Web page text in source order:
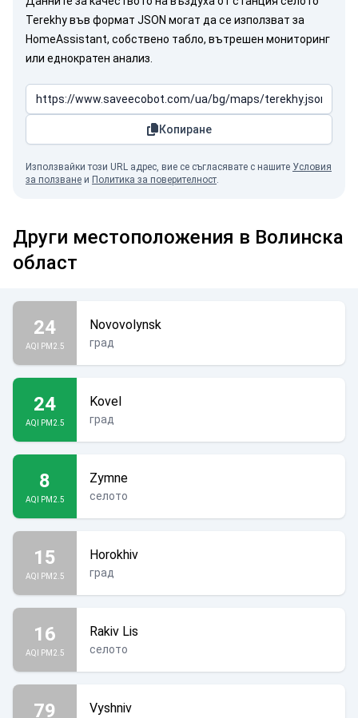
Terekhy във формат JSON могат да се използват за
HomeAssistant, собствено табло, вътрешен мониторинг
или еднократен анализ.
Копиране
Използвайки този URL адрес, вие се съгласявате с нашите Условия
за ползване и Политика за поверителност.
Други местоположения в Волинска
област
24
AQI PM2.5
Novovolynsk
град
24
AQI PM2.5
Kovel
град
8
AQI PM2.5
Zymne
селото
15
AQI PM2.5
Horokhiv
град
16
AQI PM2.5
Rakiv Lis
селото
79 Vyshniv